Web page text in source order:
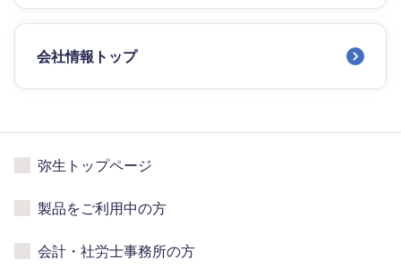
会社情報トップ
弥生トップページ
製品をご利用中の方
会計・社労士事務所の方